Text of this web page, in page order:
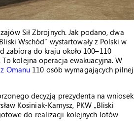
Sił Zbrojnych. Jak podano, dwa
Wschód” wystartowały z Polski w
zabiorą do kraju około 100–110
kolejna operacja ewakuacyjna. W
Omanu 110 osób wymagających pilnej
decyzją prezydenta na wniosek
Kosiniak-Kamysz, PKW „Bliski
do realizacji kolejnych lotów